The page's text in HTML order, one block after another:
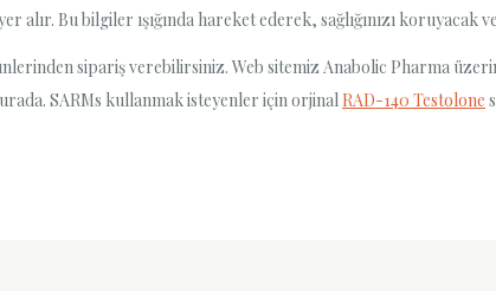
alır. Bu bilgiler ışığında hareket ederek, sağlığınızı
sipariş verebilirsiniz. Web sitemiz Anabolic Pharma
SARMs kullanmak isteyenler için orjinal RAD-140 Testolone